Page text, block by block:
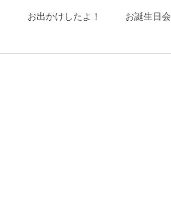
お出かけしたよ！ お誕生日会